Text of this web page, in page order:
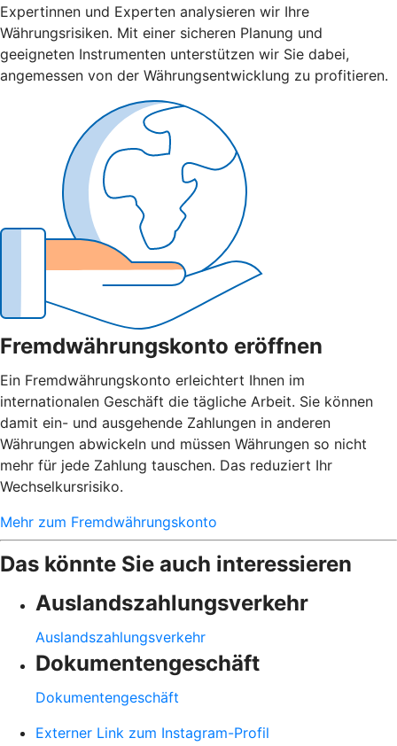
Expertinnen und Experten analysieren wir Ihre
Währungsrisiken. Mit einer sicheren Planung und
geeigneten Instrumenten unterstützen wir Sie dabei,
angemessen von der Währungsentwicklung zu profitieren.
Fremdwährungskonto eröffnen
Ein Fremdwährungskonto erleichtert Ihnen im
internationalen Geschäft die tägliche Arbeit. Sie können
damit ein- und ausgehende Zahlungen in anderen
Währungen abwickeln und müssen Währungen so nicht
mehr für jede Zahlung tauschen. Das reduziert Ihr
Wechselkursrisiko.
Mehr zum Fremdwährungskonto
Das könnte Sie auch interessieren
Auslandszahlungsverkehr
Auslandszahlungsverkehr
Dokumentengeschäft
Dokumentengeschäft
Externer Link zum Instagram-Profil